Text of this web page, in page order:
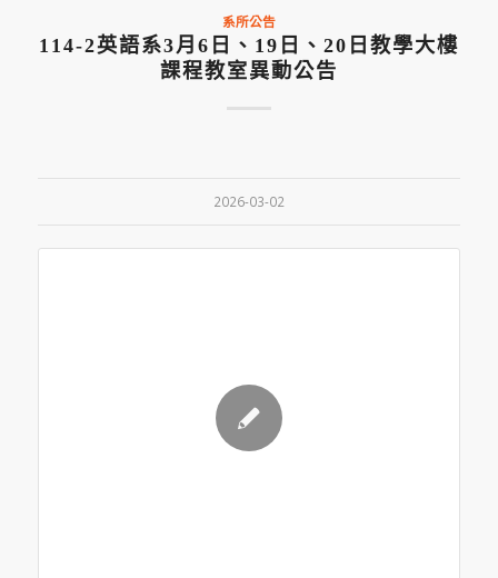
系所公告
114-2英語系3月6日、19日、20日教學大樓
課程教室異動公告
2026-03-02